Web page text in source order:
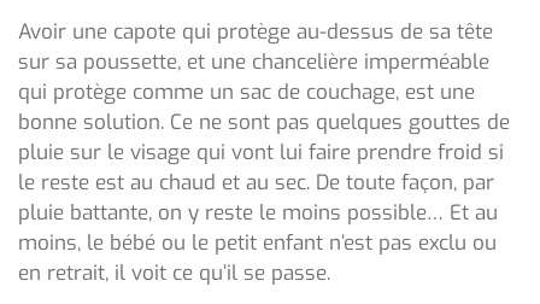
Avoir une capote qui protège au-dessus de sa tête
sur sa poussette, et une chancelière imperméable
qui protège comme un sac de couchage, est une
bonne solution. Ce ne sont pas quelques gouttes de
pluie sur le visage qui vont lui faire prendre froid si
le reste est au chaud et au sec. De toute façon, par
pluie battante, on y reste le moins possible… Et au
moins, le bébé ou le petit enfant n’est pas exclu ou
en retrait, il voit ce qu’il se passe.